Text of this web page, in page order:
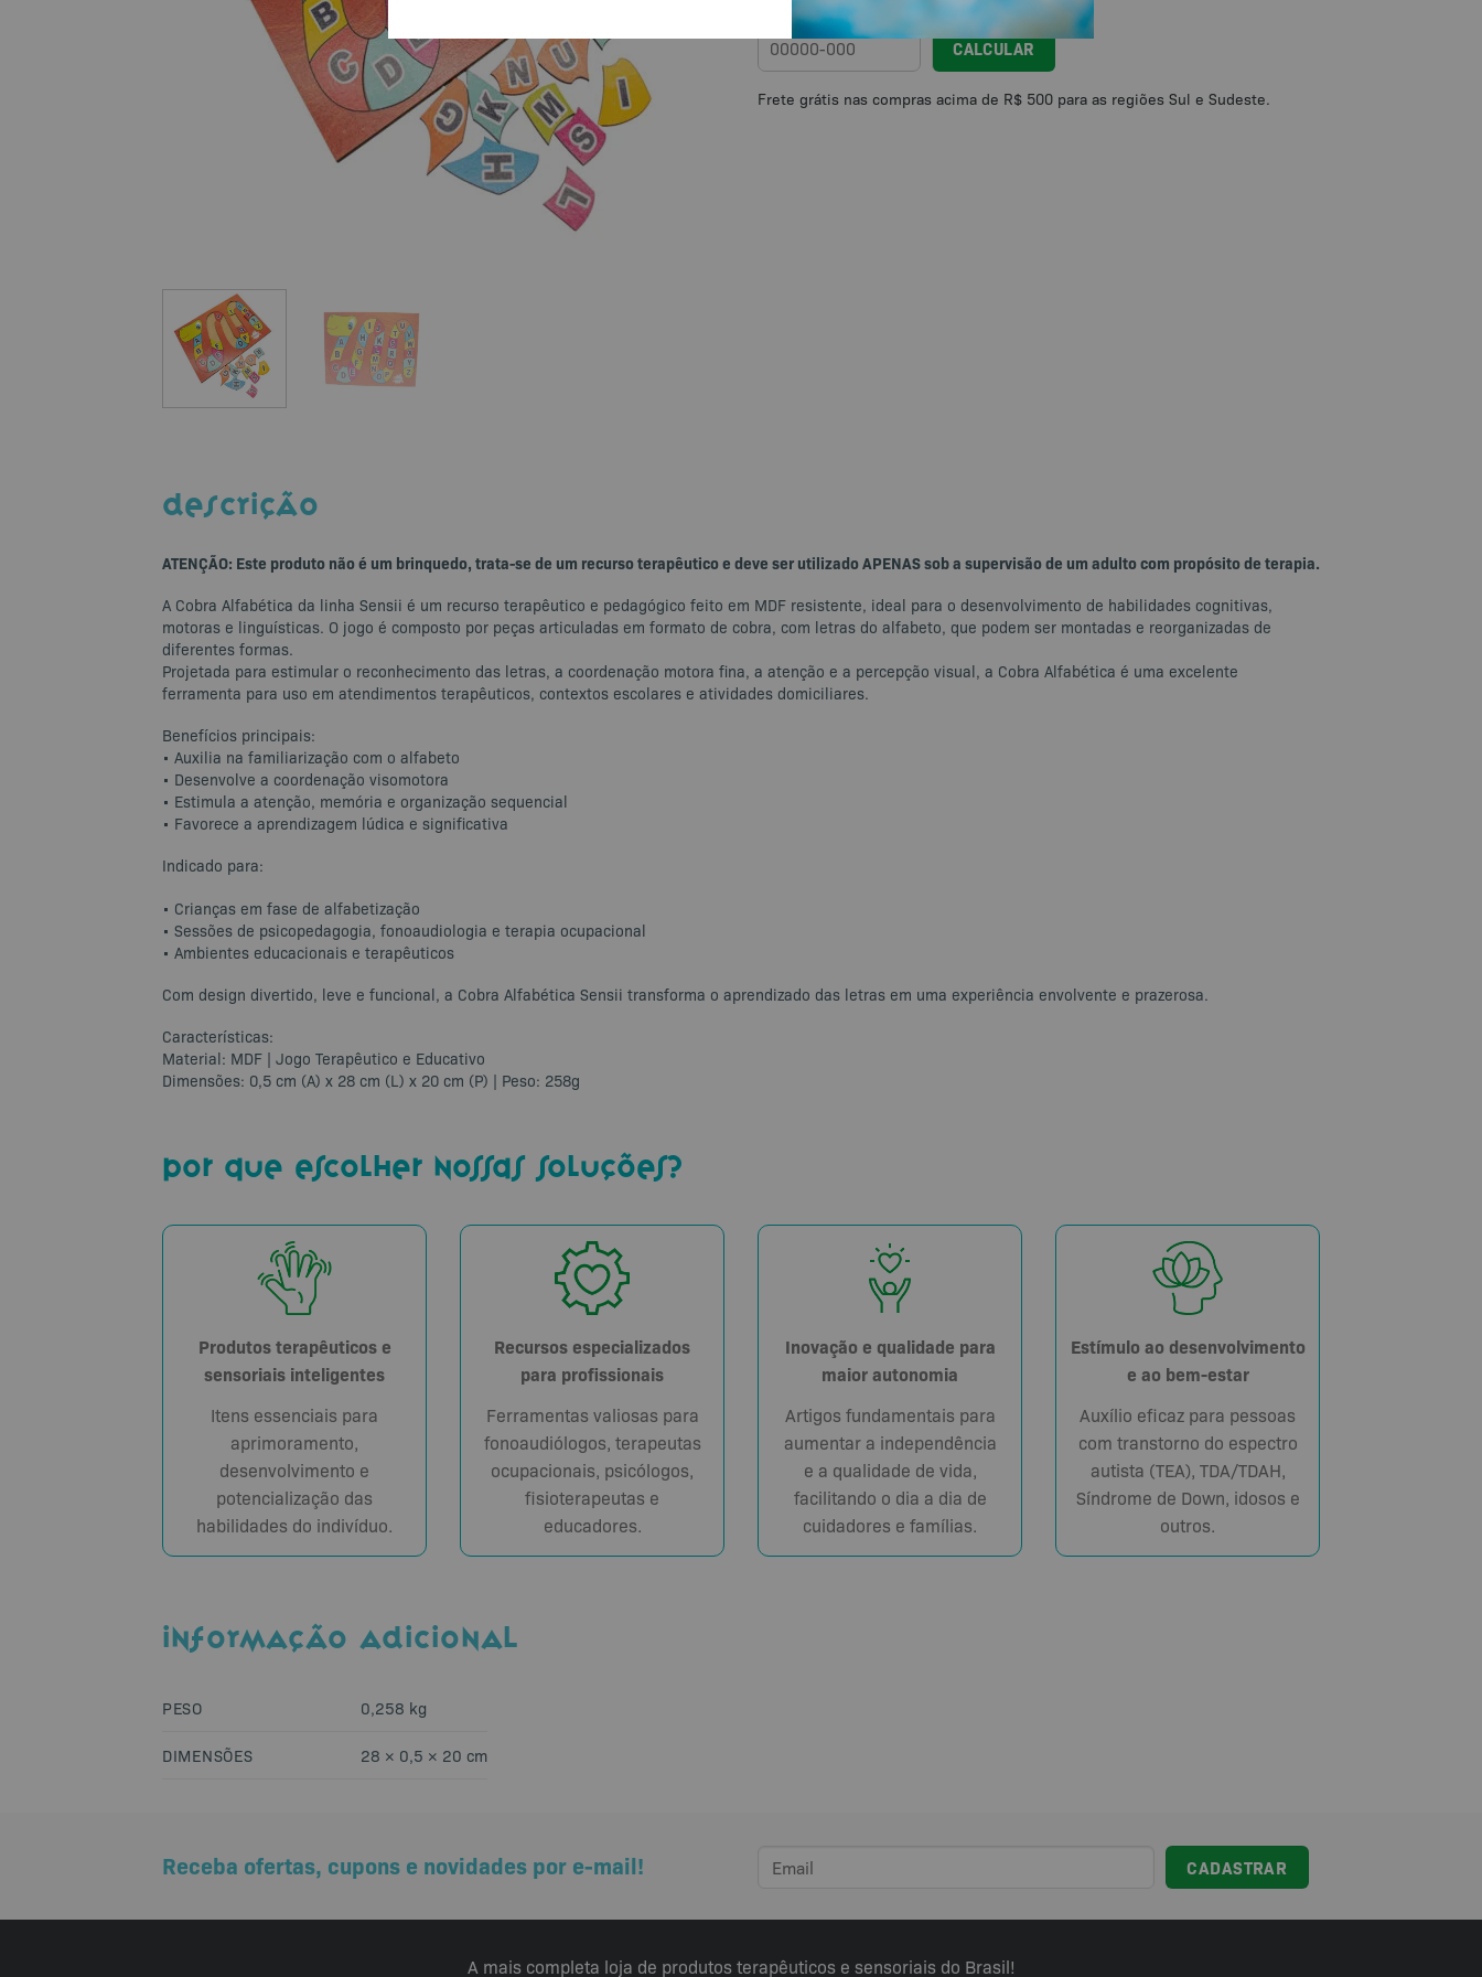
CALCULAR
DESCRIÇÃO
ATENÇÃO: Este produto não é um brinquedo, trata-se de um recurso terapêutico e deve ser utilizado APENAS sob a supervisão de um adulto com propósito de terapia.
A Cobra Alfabética da linha Sensii é um recurso terapêutico e pedagógico feito em MDF resistente, ideal para o desenvolvimento de habilidades cognitivas,
motoras e linguísticas. O jogo é composto por peças articuladas em formato de cobra, com letras do alfabeto, que podem ser montadas e reorganizadas de
diferentes formas.
Projetada para estimular o reconhecimento das letras, a coordenação motora fina, a atenção e a percepção visual, a Cobra Alfabética é uma excelente
ferramenta para uso em atendimentos terapêuticos, contextos escolares e atividades domiciliares.
Benefícios principais:
• Auxilia na familiarização com o alfabeto
• Desenvolve a coordenação visomotora
• Estimula a atenção, memória e organização sequencial
• Favorece a aprendizagem lúdica e significativa
Indicado para:
• Crianças em fase de alfabetização
• Sessões de psicopedagogia, fonoaudiologia e terapia ocupacional
• Ambientes educacionais e terapêuticos
Com design divertido, leve e funcional, a Cobra Alfabética Sensii transforma o aprendizado das letras em uma experiência envolvente e prazerosa.
Características:
Material: MDF | Jogo Terapêutico e Educativo
Dimensões: 0,5 cm (A) x 28 cm (L) x 20 cm (P) | Peso: 258g
por que escolher nossas soluções?
Produtos terapêuticos e
sensoriais inteligentes
Itens essenciais para
aprimoramento,
desenvolvimento e
potencialização das
habilidades do indivíduo.
Recursos especializados
para profissionais
Ferramentas valiosas para
fonoaudiólogos, terapeutas
ocupacionais, psicólogos,
fisioterapeutas e
educadores.
Inovação e qualidade para
maior autonomia
Artigos fundamentais para
aumentar a independência
e a qualidade de vida,
facilitando o dia a dia de
cuidadores e famílias.
Estímulo ao desenvolvimento
e ao bem-estar
Auxílio eficaz para pessoas
com transtorno do espectro
autista (TEA), TDA/TDAH,
Síndrome de Down, idosos e
outros.
INFORMAÇÃO ADICIONAL
PESO 0,258 kg
DIMENSÕES 28 × 0,5 × 20 cm
Receba ofertas, cupons e novidades por e-mail!
A mais completa loja de produtos terapêuticos e sensoriais do Brasil!